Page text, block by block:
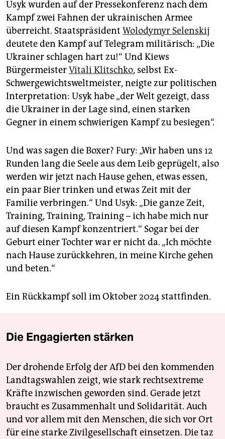
Usyk wurden auf der Pressekonferenz nach dem
Kampf zwei Fahnen der ukrainischen Armee
überreicht. Staatspräsident Wolodymyr Selenskij
deutete den Kampf auf Telegram militärisch: „Die
Ukrainer schlagen hart zu!“ Und Kiews
BürgermeisterVitali Klitschko, selbst Ex-
Schwergewichtsweltmeister, neigte zur politischen
Interpretation: Usyk habe „der Welt gezeigt, dass
die Ukrainer in der Lage sind, einen starken
Gegner in einem schwierigen Kampf zu besiegen“.
Und was sagen die Boxer? Fury: „Wir haben uns 12
Runden lang die Seele aus dem Leib geprügelt, also
werden wir jetzt nach Hause gehen, etwas essen,
ein paar Bier trinken und etwas Zeit mit der
Familie verbringen.“ Und Usyk: „Die ganze Zeit,
Training, Training, Training – ich habe mich nur
auf diesen Kampf konzentriert.“ Sogar bei der
Geburt einer Tochter war er nicht da. „Ich möchte
nach Hause zurückkehren, in meine Kirche gehen
und beten.“
Ein Rückkampf soll im Oktober 2024 stattfinden.
Die Engagierten stärken
Der drohende Erfolg der AfD bei den kommenden
Landtagswahlen zeigt, wie stark rechtsextreme
Kräfte inzwischen geworden sind. Gerade jetzt
braucht es Zusammenhalt und Solidarität. Auch
und vor allem mit den Menschen, die sich vor Ort
für eine starke Zivilgesellschaft einsetzen. Die taz